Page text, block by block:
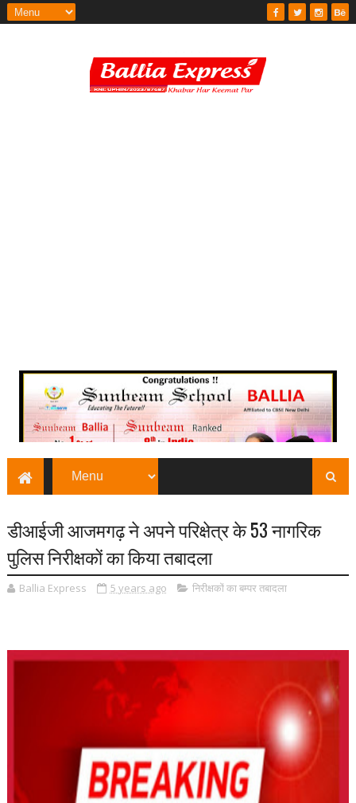
डीआईजी आजमगढ़ ने अपने परिक्षेत्र के 53 नागरिक
पुलिस निरीक्षकों का किया तबादला
Ballia Express 5 years ago निरीक्षकों का बम्पर तबादला